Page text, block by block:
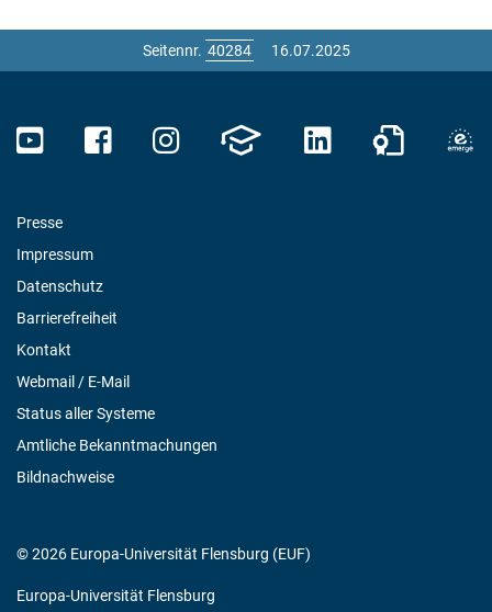
Seitennr. 16.07.2025
Presse
Impressum
Datenschutz
Barrierefreiheit
Kontakt
Webmail / E-Mail
Status aller Systeme
Amtliche Bekanntmachungen
Bildnachweise
© 2026 Europa-Universität Flensburg (EUF)
Europa-Universität Flensburg